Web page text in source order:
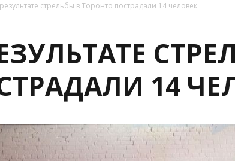
стрельбы в Торонто пострадали 14 человек
14